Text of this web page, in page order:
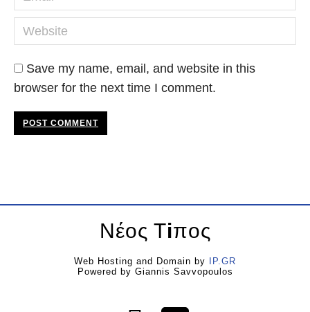
Website
Save my name, email, and website in this
browser for the next time I comment.
POST COMMENT
Νέος Τiπος
Web Hosting and Domain by
IP.GR
Powered by Giannis Savvopoulos